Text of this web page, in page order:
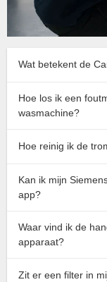
Wat betekent de
Hoe los ik een
wasmachine?
Hoe reinig ik de
Kan ik mijn
app?
Waar vind ik de
apparaat?
Zit er een filter in